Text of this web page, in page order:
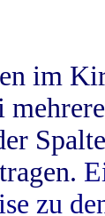
im
zu